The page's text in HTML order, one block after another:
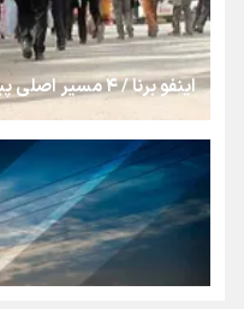
رسانه ملی و
روایت ایران از
از طلوع
اینفو برنا / ۴ مسیر اصلی پیاده روی اربعین در عراق